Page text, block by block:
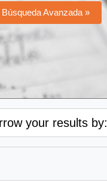
Búsqueda Avanzada »
your results by: